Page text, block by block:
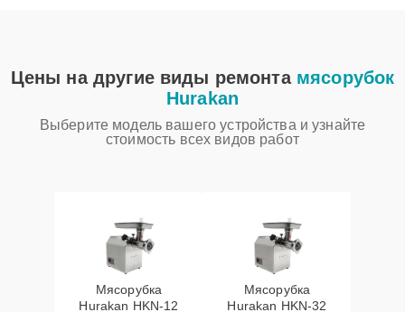
Цены на другие виды ремонта мясорубок
Hurakan
Выберите модель вашего устройства и узнайте
стоимость всех видов работ
Мясорубка
Hurakan HKN‑12
Мясорубка
Hurakan HKN‑32